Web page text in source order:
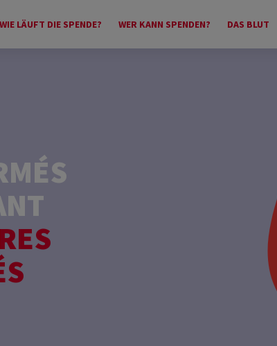
WIE LÄUFT DIE SPENDE? WER KANN SPENDEN? DAS BLUT